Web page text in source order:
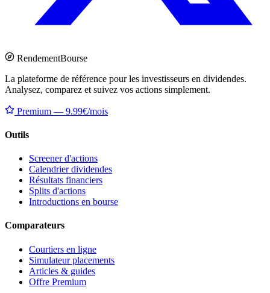
RendementBourse
La plateforme de référence pour les investisseurs en dividendes.
Analysez, comparez et suivez vos actions simplement.
Premium — 9.99€/mois
Outils
Screener d'actions
Calendrier dividendes
Résultats financiers
Splits d'actions
Introductions en bourse
Comparateurs
Courtiers en ligne
Simulateur placements
Articles & guides
Offre Premium